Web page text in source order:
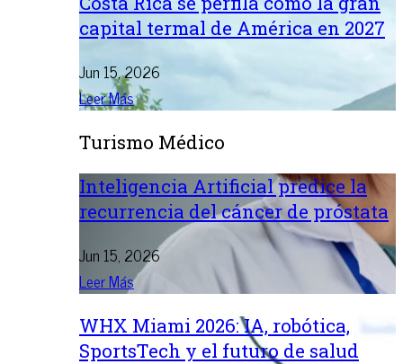
capital termal de América en 2027
Jun 15, 2026
Leer Más
Turismo Médico
Inteligencia Artificial predice la
recurrencia del cáncer de próstata
Jun 15, 2026
Leer Más
WHX Miami 2026: IA, robótica,
SportsTech y el futuro de salud